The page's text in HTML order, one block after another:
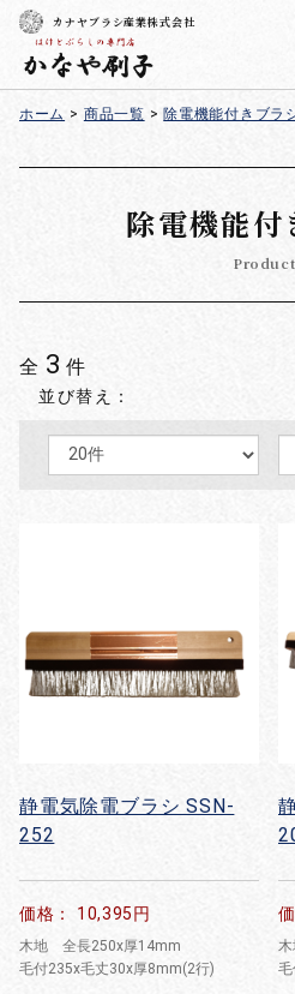
カナヤブラシ産業株式会社
ホーム > 商品一覧 > 除電機能付きブラ
除電機能付
全 3 件
並び替え：
静電気除電ブラシ SSN-
252
価格： 10,395円
木地 全長250x厚14mm
毛付235x毛丈30x厚8mm(2行)